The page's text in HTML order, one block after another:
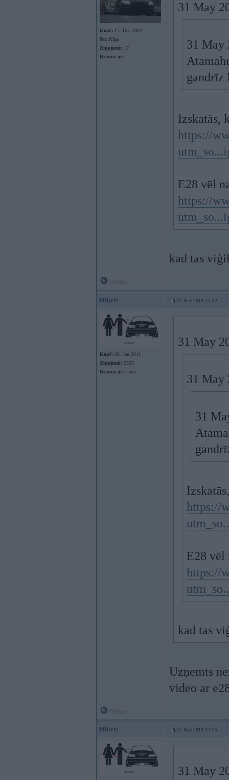
Kopš: 17. Dec 2002
No: Rīga
Ziņojumi: 17
Braucu ar:
31 May
31 May
gandrīz
Izskatās,
https://
E28 vēl
https://
kad tas
Mikels 31. May 2019, 14:32
Kopš: 28. Jan 2011
Ziņojumi: 5535
Braucu ar: cieņu
31 May
31 May
31
https://
E28
https://
kad tas
Uzņemts
video ar
Mikels 31. May 2019, 14:35
31 May